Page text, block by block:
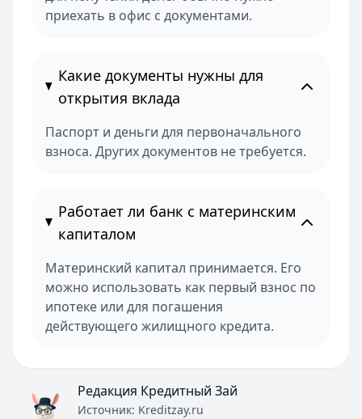
приехать в офис с документами.
Какие документы нужны для
открытия вклада
Паспорт и деньги для первоначального
взноса. Других документов не требуется.
Работает ли банк с материнским
капиталом
Материнский капитал принимается. Его
можно использовать как первый взнос по
ипотеке или для погашения
действующего жилищного кредита.
Редакция Кредитный Зай
Источник: Kreditzay.ru